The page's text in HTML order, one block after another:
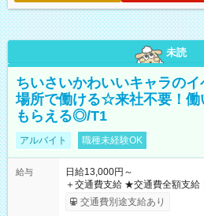
未読
ちいさいかわいいキャラの
場所で働ける☆来社不要！働
もらえる◎/T1
アルバイト 職種未経験OK
給与
日給13,000円～
＋交通費支給 ★交通費全額支給！ ┗案件により規定あり ★日払
いOK！（規定あり） ┗働いた
ンビニATMから 日払い分を引き落とせま
交通費別途支給あり